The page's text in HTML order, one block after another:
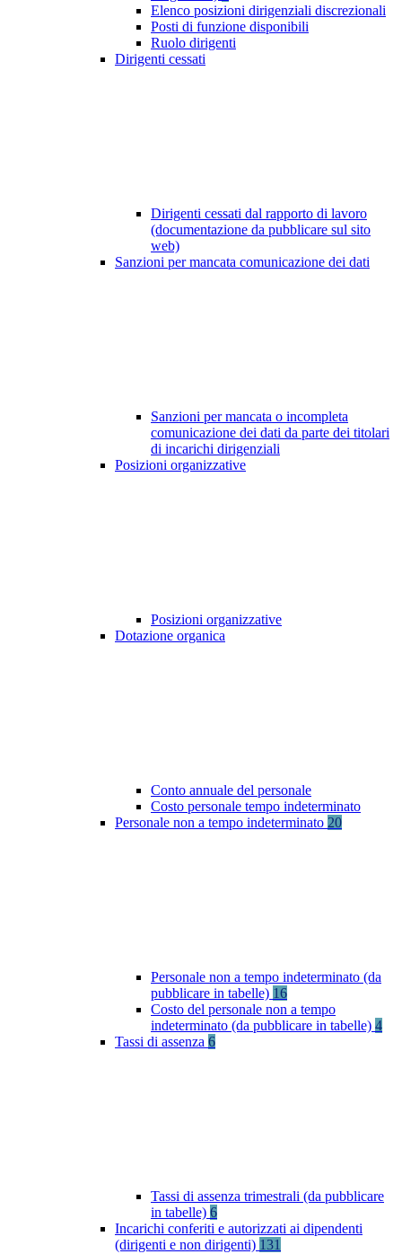
Elenco posizioni dirigenziali discrezionali
Posti di funzione disponibili
Ruolo dirigenti
Dirigenti cessati
Dirigenti cessati dal rapporto di lavoro
(documentazione da pubblicare sul sito
web)
Sanzioni per mancata comunicazione dei dati
Sanzioni per mancata o incompleta
comunicazione dei dati da parte dei titolari
di incarichi dirigenziali
Posizioni organizzative
Posizioni organizzative
Dotazione organica
Conto annuale del personale
Costo personale tempo indeterminato
Personale non a tempo indeterminato 20
Personale non a tempo indeterminato (da
pubblicare in tabelle) 16
Costo del personale non a tempo
indeterminato (da pubblicare in tabelle) 4
Tassi di assenza 6
Tassi di assenza trimestrali (da pubblicare
in tabelle) 6
Incarichi conferiti e autorizzati ai dipendenti
(dirigenti e non dirigenti) 131